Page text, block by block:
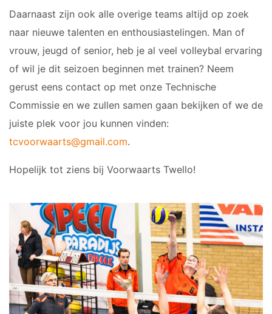
Volleystars Level 3
Volleystars Level 4-1
Volleystars Level 4-2
Volleystars Level 4-3
Volleystars Level 5-1
Volleystars Level 5-2
Volleybalspeeltuin
Daarnaast zijn ook alle overige teams altijd op zoek
naar nieuwe talenten en enthousiastelingen. Man of
vrouw, jeugd of senior, heb je al veel volleybal ervaring
of wil je dit seizoen beginnen met trainen? Neem
gerust eens contact op met onze Technische
Commissie en we zullen samen gaan bekijken of we de
juiste plek voor jou kunnen vinden:
tcvoorwaarts@gmail.com.
Hopelijk tot ziens bij Voorwaarts Twello!